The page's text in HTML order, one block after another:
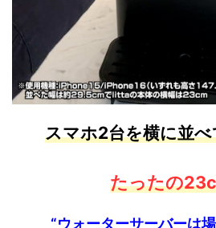
スマホ2台を横に並
たったの
“ウォーターサーバーは